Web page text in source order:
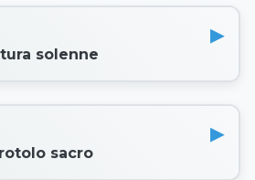
solenne
sacro